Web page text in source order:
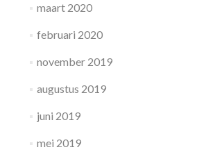
maart 2020
februari 2020
november 2019
augustus 2019
juni 2019
mei 2019